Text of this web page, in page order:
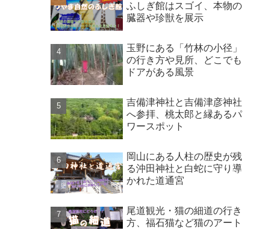
ふしぎ館はスゴイ、本物の
臓器や珍獣を展示
玉野にある「竹林の小径」
の行き方や見所、どこでも
ドアがある風景
吉備津神社と吉備津彦神社
へ参拝、桃太郎と縁あるパ
ワースポット
岡山にある人柱の歴史が残
る沖田神社と白蛇に守り導
かれた道通宮
尾道観光・猫の細道の行き
方、福石猫など猫のアート